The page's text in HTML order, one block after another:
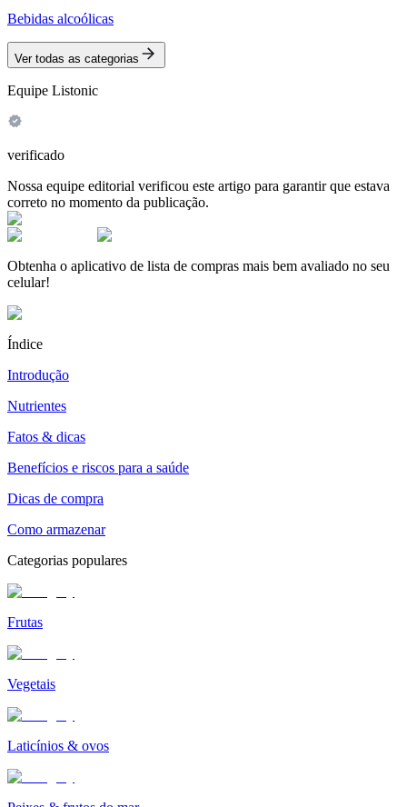
Bebidas alcoólicas
Ver todas as categorias
Equipe Listonic
verificado
Nossa equipe editorial verificou este artigo para garantir que estava
correto no momento da publicação.
Obtenha o aplicativo de lista de compras mais bem avaliado no seu
celular!
Índice
Introdução
Nutrientes
Fatos & dicas
Benefícios e riscos para a saúde
Dicas de compra
Como armazenar
Categorias populares
Frutas
Vegetais
Laticínios & ovos